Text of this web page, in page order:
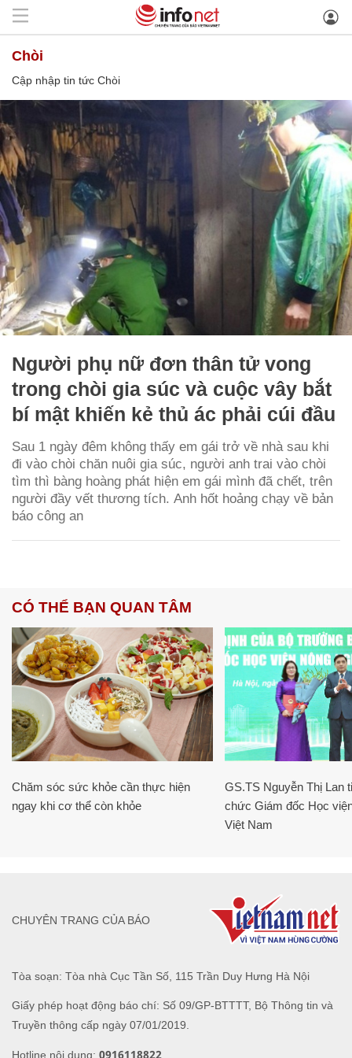
Chòi
Cập nhập tin tức Chòi
Người phụ nữ đơn thân tử vong
trong chòi gia súc và cuộc vây bắt
bí mật khiến kẻ thủ ác phải cúi đầu
Sau 1 ngày đêm không thấy em gái trở về nhà sau khi
đi vào chòi chăn nuôi gia súc, người anh trai vào chòi
tìm thì bàng hoàng phát hiện em gái mình đã chết, trên
người đầy vết thương tích. Anh hốt hoảng chạy về bản
báo công an
CÓ THỂ BẠN QUAN TÂM
Chăm sóc sức khỏe cần thực hiện
ngay khi cơ thể còn khỏe
GS.TS Nguyễn Thị Lan
chức Giám đốc Học
Việt Nam
Tòa soạn: Tòa nhà Cục Tần Số, 115 Trần Duy Hưng Hà Nội
Giấy phép hoạt động báo chí: Số 09/GP-BTTTT, Bộ Thông tin và
Truyền thông cấp ngày 07/01/2019.
Hotline nội dung: 0916118822
CHUYÊN TRANG CỦA BÁO